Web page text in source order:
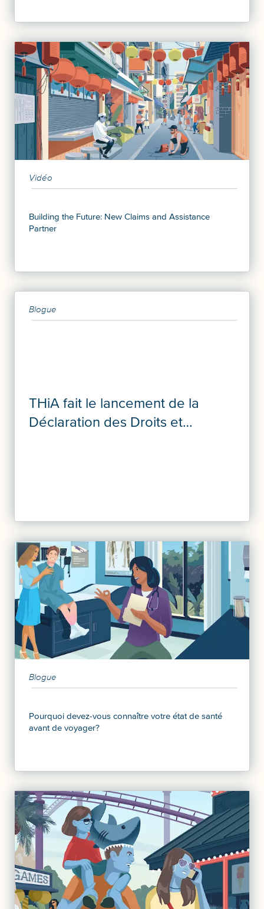
Vidéo
Building the Future: New Claims and Assistance
Partner
Blogue
THiA fait le lancement de la
Déclaration des Droits et
Blogue
Pourquoi devez-vous connaître votre état de santé
avant de voyager?